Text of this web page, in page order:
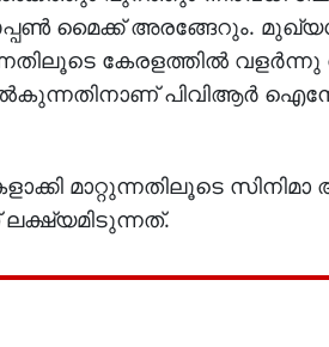
മൈക്ക് അരങ്ങേറും.
കേരളത്തിൽ വളർന്നു
നൽകുന്നതിനാണ് പിവിആർ
മാറ്റുന്നതിലൂടെ